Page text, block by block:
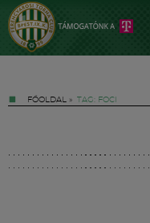
FŐOLDAL » TAG: FOCI